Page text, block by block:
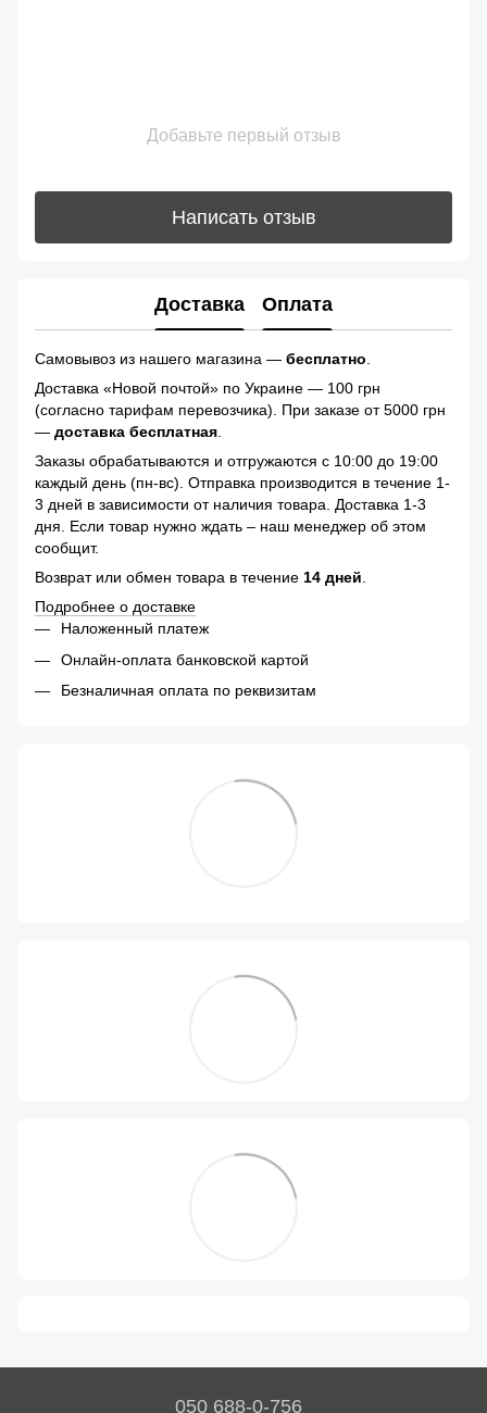
Добавьте первый отзыв
Написать отзыв
Доставка Оплата
Самовывоз из нашего магазина — бесплатно
Доставка «Новой почтой» по Украине — 100 грн
(согласно тарифам перевозчика). При заказе от 5000 грн
— доставка бесплатная
Заказы обрабатываются и отгружаются с 10:00 до 19:00
каждый день (пн-вс). Отправка производится в течение 1-
3 дней в зависимости от наличия товара. Доставка 1-3
дня. Если товар нужно ждать – наш менеджер об этом
сообщит.
Возврат или обмен товара в течение 14 дней
Подробнее о доставке
Наложенный платеж
Онлайн-оплата банковской картой
Безналичная оплата по реквизитам
050 688-0-756